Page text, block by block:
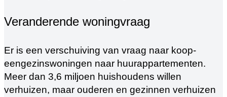
Veranderende woningvraag
Er is een verschuiving van vraag naar koop-
eengezinswoningen naar huurappartementen.
Meer dan 3,6 miljoen huishoudens willen
verhuizen, maar ouderen en gezinnen verhuizen